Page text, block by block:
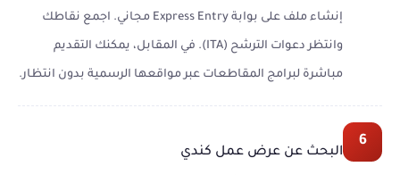
إنشاء ملف على بوابة Express Entry مجاني. اجمع نقاطك
وانتظر دعوات الترشح (ITA). في المقابل، يمكنك التقديم
مباشرة لبرامج المقاطعات عبر مواقعها الرسمية بدون انتظار.
6
البحث عن عرض عمل كندي